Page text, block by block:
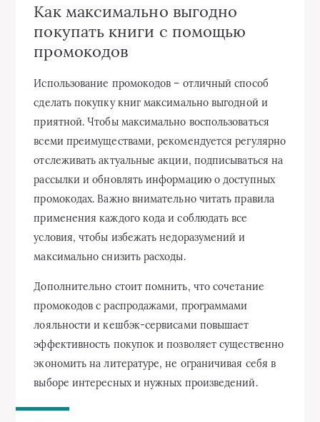
Как максимально выгодно
покупать книги с помощью
промокодов
Использование промокодов – отличный способ
сделать покупку книг максимально выгодной и
приятной. Чтобы максимально воспользоваться
всеми преимуществами, рекомендуется регулярно
отслеживать актуальные акции, подписываться на
рассылки и обновлять информацию о доступных
промокодах. Важно внимательно читать правила
применения каждого кода и соблюдать все
условия, чтобы избежать недоразумений и
максимально снизить расходы.
Дополнительно стоит помнить, что сочетание
промокодов с распродажами, программами
лояльности и кешбэк-сервисами повышает
эффективность покупок и позволяет существенно
экономить на литературе, не ограничивая себя в
выборе интересных и нужных произведений.